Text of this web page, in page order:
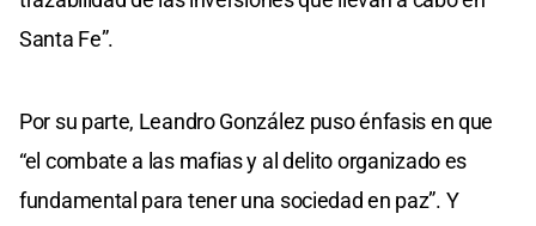
Santa Fe”.
Por su parte, Leandro González puso énfasis en que
“el combate a las mafias y al delito organizado es
fundamental para tener una sociedad en paz”. Y